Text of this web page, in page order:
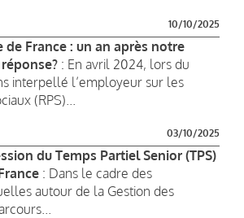
10/10/2025
de France : un an après notre
: En avril 2024, lors du
interpellé l’employeur sur les
(RPS)...
03/10/2025
du Temps Partiel Senior (TPS)
: Dans le cadre des
autour de la Gestion des